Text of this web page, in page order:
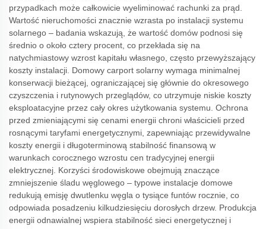
przypadkach może całkowicie wyeliminować rachunki za prąd.
Wartość nieruchomości znacznie wzrasta po instalacji systemu
solarnego – badania wskazują, że wartość domów podnosi się
średnio o około cztery procent, co przekłada się na
natychmiastowy wzrost kapitału własnego, często przewyższający
koszty instalacji. Domowy carport solarny wymaga minimalnej
konserwacji bieżącej, ograniczającej się głównie do okresowego
czyszczenia i rutynowych przeglądów, co utrzymuje niskie koszty
eksploatacyjne przez cały okres użytkowania systemu. Ochrona
przed zmieniającymi się cenami energii chroni właścicieli przed
rosnącymi taryfami energetycznymi, zapewniając przewidywalne
koszty energii i długoterminową stabilność finansową w
warunkach corocznego wzrostu cen tradycyjnej energii
elektrycznej. Korzyści środowiskowe obejmują znaczące
zmniejszenie śladu węglowego – typowe instalacje domowe
redukują emisję dwutlenku węgla o tysiące funtów rocznie, co
odpowiada posadzeniu kilkudziesięciu dorosłych drzew. Produkcja
energii odnawialnej wspiera stabilność sieci energetycznej i